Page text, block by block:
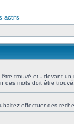
actifs
être trouvé et - devant un
des mots doit être
effectuer des